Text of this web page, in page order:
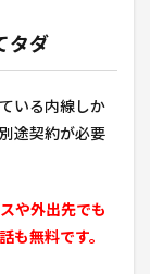
タダ
いる内線しか
途契約が必要
や外出先でも
も無料です。